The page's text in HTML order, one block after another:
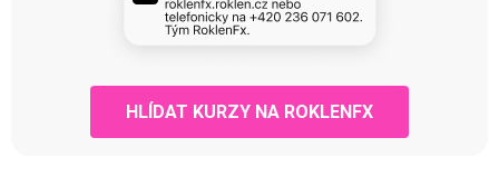
HLÍDAT KURZY NA ROKLENFX